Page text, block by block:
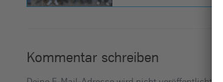
Kommentar schreiben